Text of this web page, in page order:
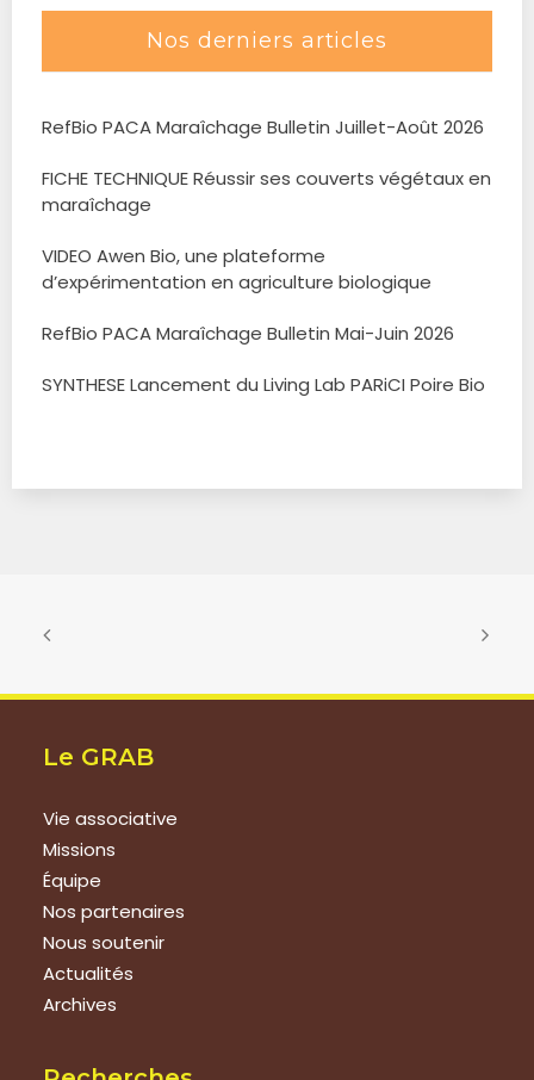
Nos derniers articles
RefBio PACA Maraîchage Bulletin Juillet-Août 2026
FICHE TECHNIQUE Réussir ses couverts végétaux en
maraîchage
VIDEO Awen Bio, une plateforme
d’expérimentation en agriculture biologique
RefBio PACA Maraîchage Bulletin Mai-Juin 2026
SYNTHESE Lancement du Living Lab PARiCI Poire Bio
Le GRAB
Vie associative
Missions
Équipe
Nos partenaires
Nous soutenir
Actualités
Archives